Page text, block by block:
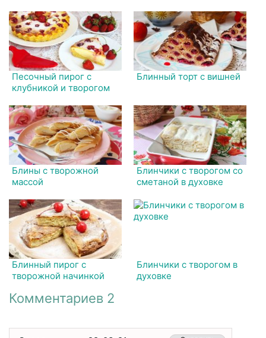
Песочный пирог с
клубникой и творогом
Блинный торт с вишней
Блины с творожной
массой
Блинчики с творогом со
сметаной в духовке
Блинный пирог с
творожной начинкой
Блинчики с творогом в
духовке
Комментариев 2